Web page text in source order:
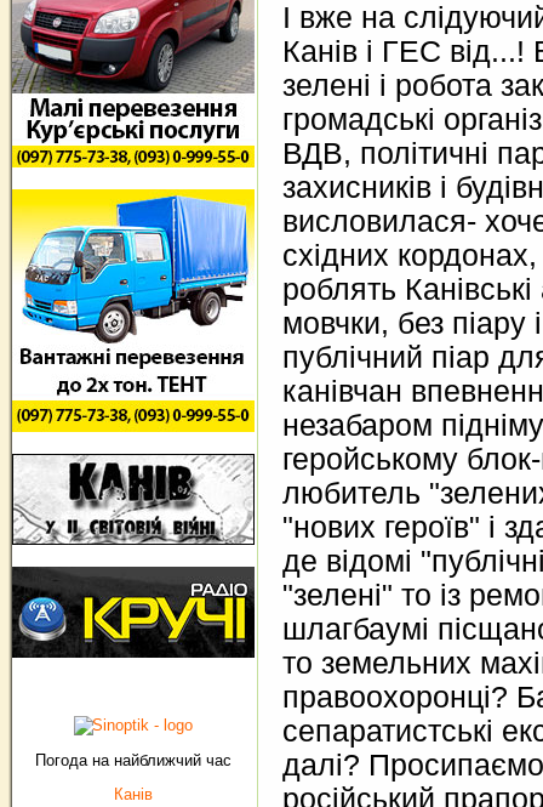
Погода на найближчий час
Канів
І вже на
Канів і ГЕС від...!
зелені і робота
громадські
ВДВ, політичні
захисників і
висловилася-
східних
роблять
мовчки, без піару
публічний піар
канівчан
незабаром
геройському
любитель
"нових героїв" і
де відомі
"зелені" то із
шлагбаумі
то земельних
правоохоронці?
сепаратистські
далі?
російський